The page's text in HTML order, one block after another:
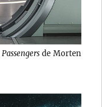
Passengersde Morten